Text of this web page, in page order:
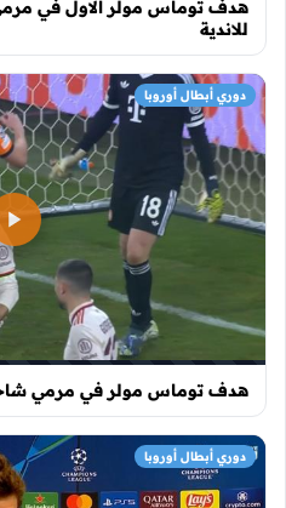
هدف توماس مولر الاول في
للاندية
هدف توماس مولر في مرمي
دوري أبطال أوروبا
دوري أبطال أوروبا